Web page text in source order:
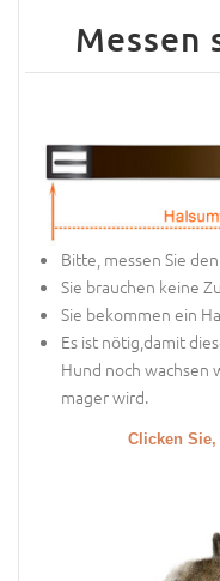
Messen
Bitte, messen Sie
Sie brauchen keine
Sie bekommen ein
Es ist nötig,damit
Hund noch wachsen
mager wird.
Clicken